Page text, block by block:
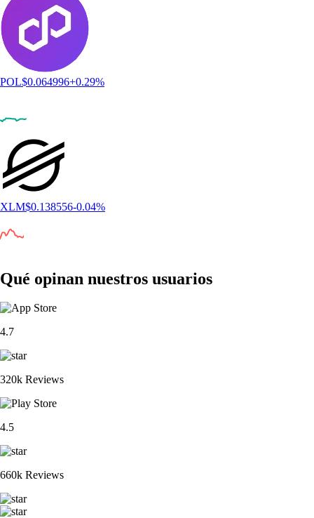
POL$0.064996+0.29%
XLM$0.138556-0.04%
Qué opinan nuestros usuarios
4.7
320k Reviews
4.5
660k Reviews